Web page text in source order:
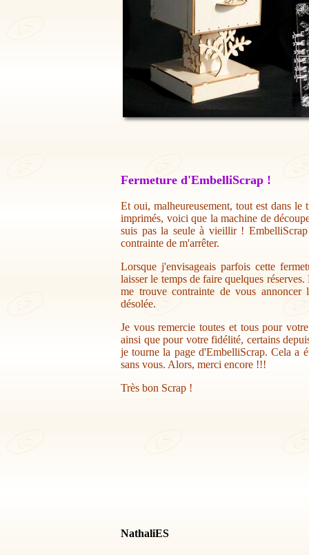
Fermeture d'EmbelliScrap !
Et oui, malheureusement, tout est dans
imprimés, voici que la machine de
suis pas la seule à vieillir !
contrainte de m'arrêter.
Lorsque j'envisageais parfois cette
laisser le temps de faire quelques
me trouve contrainte de vous annoncer
désolée.
Je vous remercie toutes et tous pour
ainsi que pour votre fidélité, certains
je tourne la page d'EmbelliScrap. Cela a
sans vous. Alors, merci encore !!!
Très bon Scrap !
NathaliES